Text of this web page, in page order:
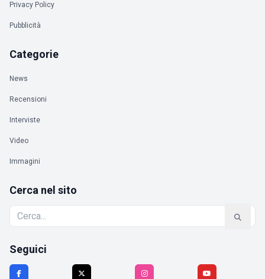
Privacy Policy
Pubblicità
Categorie
News
Recensioni
Interviste
Video
Immagini
Cerca nel sito
Seguici